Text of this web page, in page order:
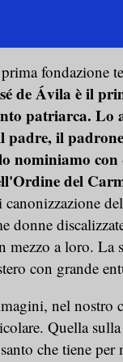
fondazione
de Ávila è il
patriarca. Lo
padre, il
nominiamo con
del
donne
a loro. La
con grande
nel nostro
Quella
che tiene